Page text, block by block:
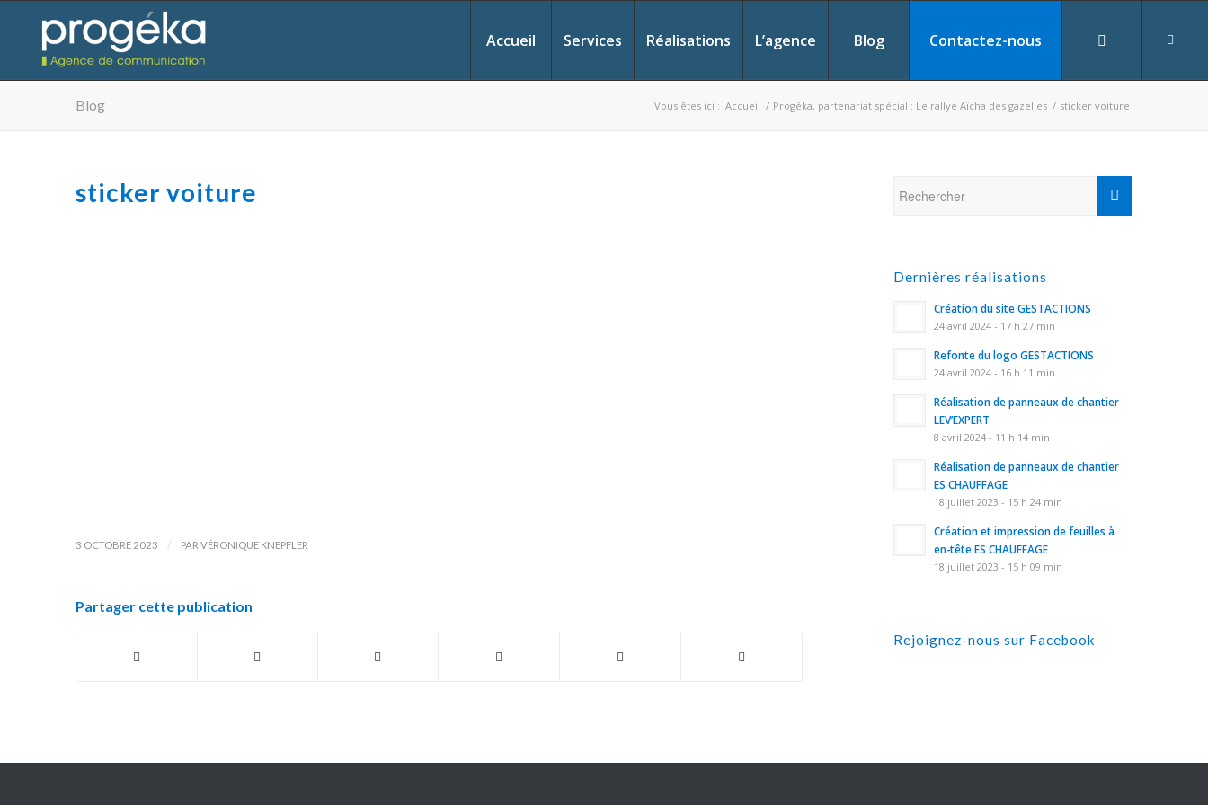
Accueil Services Réalisations L’agence Blog Contactez-nous
Blog Vous êtes ici : Accueil / Progéka, partenariat spécial : Le rallye Aïcha des gazelles / sticker voiture
sticker voiture
3 OCTOBRE 2023 / PAR VÉRONIQUE KNEPFLER
Partager cette publication
Dernières réalisations
Création du site GESTACTIONS
24 avril 2024 - 17 h 27 min
Refonte du logo GESTACTIONS
24 avril 2024 - 16 h 11 min
Réalisation de panneaux de chantier
LEV’EXPERT
8 avril 2024 - 11 h 14 min
Réalisation de panneaux de chantier
ES CHAUFFAGE
18 juillet 2023 - 15 h 24 min
Création et impression de feuilles à
en-tête ES CHAUFFAGE
18 juillet 2023 - 15 h 09 min
Rejoignez-nous sur Facebook